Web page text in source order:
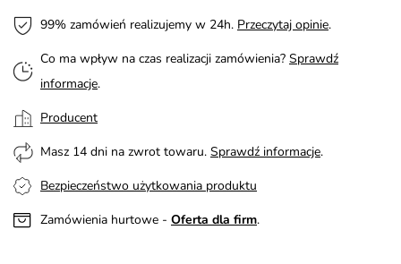
99% zamówień realizujemy w 24h. Przeczytaj opinie.
Co ma wpływ na czas realizacji zamówienia? Sprawdź
informacje.
Producent
Masz 14 dni na zwrot towaru. Sprawdź informacje.
Bezpieczeństwo użytkowania produktu
Zamówienia hurtowe - Oferta dla firm.